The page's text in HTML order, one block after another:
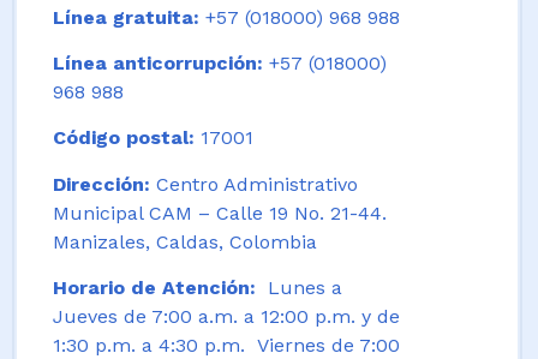
Línea gratuita: +57 (018000) 968 988
Línea anticorrupción: +57 (018000)
968 988
Código postal: 17001
Dirección: Centro Administrativo
Municipal CAM – Calle 19 No. 21-44.
Manizales, Caldas, Colombia
Horario de Atención: Lunes a
Jueves de 7:00 a.m. a 12:00 p.m. y de
1:30 p.m. a 4:30 p.m. Viernes de 7:00